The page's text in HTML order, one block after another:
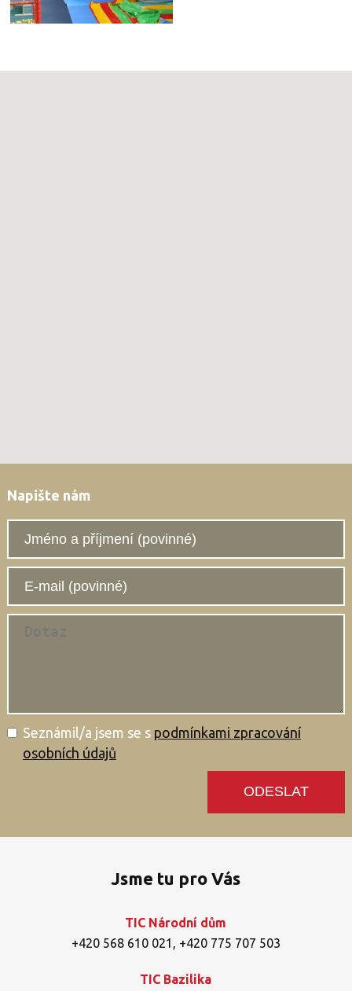
Napište nám
Seznámil/a jsem se s podmínkami zpracování
osobních údajů
Jsme tu pro Vás
TIC Národní dům
+420 568 610 021 , +420 775 707 503
TIC Bazilika